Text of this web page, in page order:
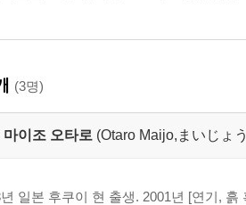
(3명)
마이조 오타로 (Otaro Maijo,まいじょ
일본 후쿠이 현 출생. 2001년 [연기,